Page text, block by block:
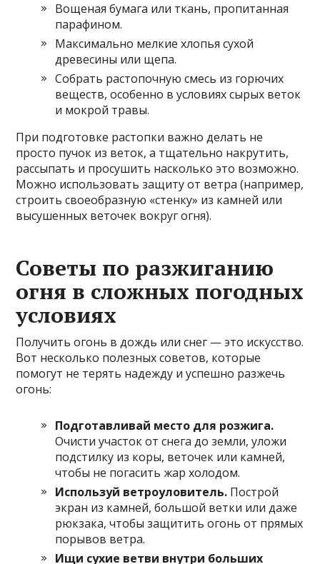
Вощеная бумага или ткань, пропитанная
парафином.
Максимально мелкие хлопья сухой
древесины или щепа.
Собрать растопочную смесь из горючих
веществ, особенно в условиях сырых веток
и мокрой травы.
При подготовке растопки важно делать не
просто пучок из веток, а тщательно накрутить,
рассыпать и просушить насколько это возможно.
Можно использовать защиту от ветра (например,
строить своеобразную «стенку» из камней или
высушенных веточек вокруг огня).
Советы по разжиганию
огня в сложных погодных
условиях
Получить огонь в дождь или снег — это искусство.
Вот несколько полезных советов, которые
помогут не терять надежду и успешно разжечь
огонь:
Подготавливай место для розжига.
Очисти участок от снега до земли, уложи
подстилку из коры, веточек или камней,
чтобы не погасить жар холодом.
Используй ветроуловитель. Построй
экран из камней, большой ветки или даже
рюкзака, чтобы защитить огонь от прямых
порывов ветра.
Ищи сухие ветви внутри больших